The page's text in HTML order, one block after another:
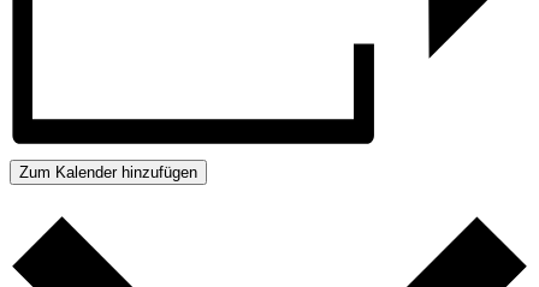
Zum Kalender hinzufügen